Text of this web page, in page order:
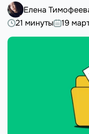
Елена
21 минуты
19